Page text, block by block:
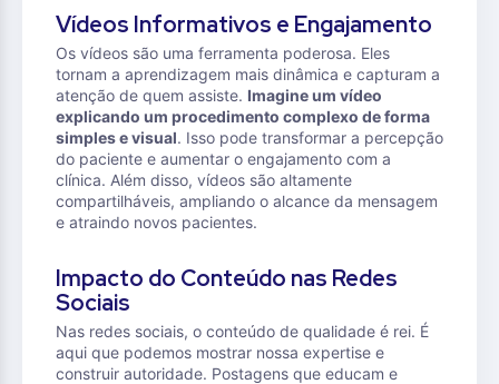
Vídeos Informativos e Engajamento
Os vídeos são uma ferramenta poderosa. Eles
tornam a aprendizagem mais dinâmica e capturam a
atenção de quem assiste. Imagine um vídeo
explicando um procedimento complexo de forma
simples e visual. Isso pode transformar a percepção
do paciente e aumentar o engajamento com a
clínica. Além disso, vídeos são altamente
compartilháveis, ampliando o alcance da mensagem
e atraindo novos pacientes.
Impacto do Conteúdo nas Redes
Sociais
Nas redes sociais, o conteúdo de qualidade é rei. É
aqui que podemos mostrar nossa expertise e
construir autoridade. Postagens que educam e